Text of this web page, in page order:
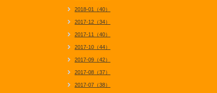
2018-01（40）
2017-12（34）
2017-11（40）
2017-10（44）
2017-09（42）
2017-08（37）
2017-07（38）